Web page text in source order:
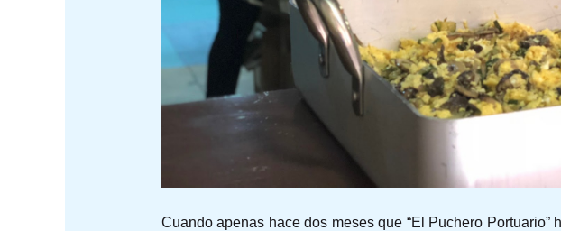
Cuando apenas hace dos meses que “El Puchero